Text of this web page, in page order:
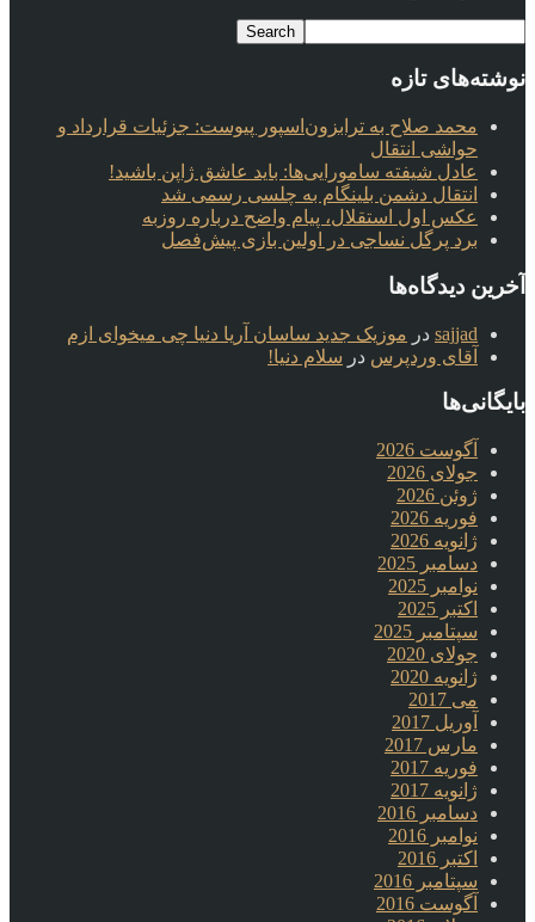
نوشته‌های تازه
محمد صلاح به ترابزون‌اسپور پیوست: جزئیات قرارداد و
حواشی انتقال
عادل شیفته سامورایی‌ها: باید عاشق ژاپن باشید!
انتقال دشمن بلینگام به چلسی رسمی شد
عکس اول استقلال، پیام واضح درباره روزبه
برد پرگل نساجی در اولین بازی پیش‌فصل
آخرین دیدگاه‌ها
sajjad در موزیک جدید ساسان آریا دنیا چی میخوای ازم
آقای وردپرس در سلام دنیا!
بایگانی‌ها
آگوست 2026
جولای 2026
ژوئن 2026
فوریه 2026
ژانویه 2026
دسامبر 2025
نوامبر 2025
اکتبر 2025
سپتامبر 2025
جولای 2020
ژانویه 2020
می 2017
آوریل 2017
مارس 2017
فوریه 2017
ژانویه 2017
دسامبر 2016
نوامبر 2016
اکتبر 2016
سپتامبر 2016
آگوست 2016